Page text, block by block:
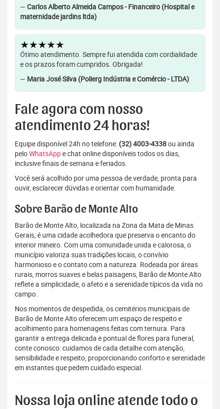
— Carlos Alberto Almeida Campos - Financeiro (Hospital e
maternidade jardins ltda)
★★★★★
Ótimo atendimento. Sempre fui atendida com cordialidade
e os prazos foram cumpridos. Obrigada!
— Maria José Silva (Polierg Indústria e Comércio - LTDA)
Fale agora com nosso
atendimento 24 horas!
Equipe disponível 24h no telefone: (32) 4003-4338ou ainda
peloWhatsAppe chat online disponíveis todos os dias,
inclusive finais de semana e feriados.
Você será acolhido por uma pessoa de verdade, pronta para
ouvir, esclarecer dúvidas e orientar com humanidade.
Sobre Barão de Monte Alto
Barão de Monte Alto, localizada na Zona da Mata de Minas
Gerais, é uma cidade acolhedora que preserva o encanto do
interior mineiro. Com uma comunidade unida e calorosa, o
município valoriza suas tradições locais, o convívio
harmonioso e o contato com a natureza. Rodeada por áreas
rurais, morros suaves e belas paisagens, Barão de Monte Alto
reflete a simplicidade, o afeto e a serenidade típicos da vida no
campo.
Nos momentos de despedida, os cemitérios municipais de
Barão de Monte Alto oferecem um espaço de respeito e
acolhimento para homenagens feitas com ternura. Para
garantir a entrega delicada e pontual de flores para funeral,
conte conosco: cuidamos de cada detalhe com atenção,
sensibilidade e respeito, proporcionando conforto e serenidade
em instantes que pedem cuidado especial.
Nossa loja online atende todo o